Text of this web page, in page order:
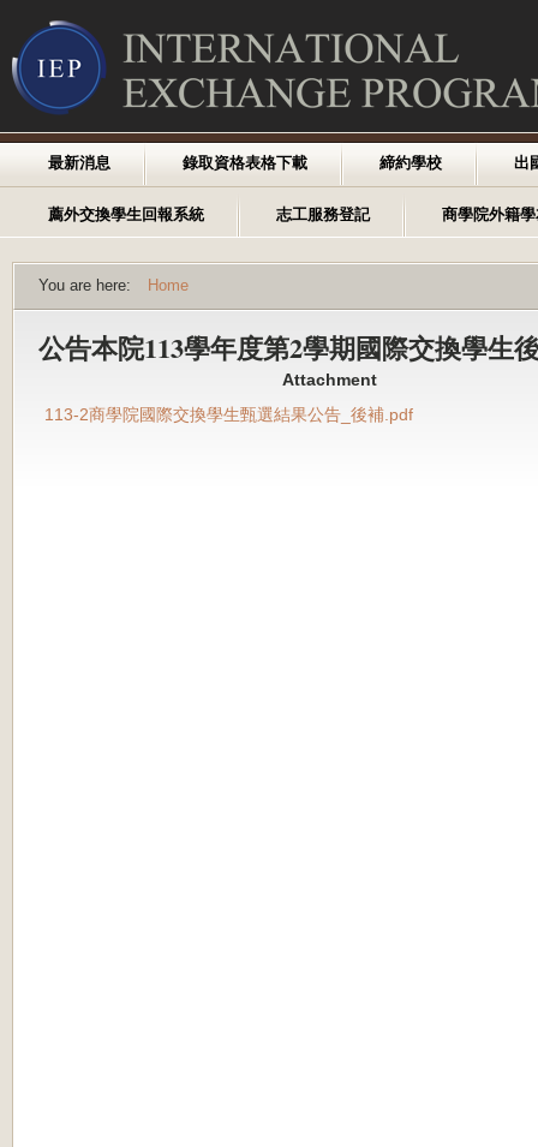
最新消息 錄取資格表格下載 締約學校 出
薦外交換學生回報系統 志工服務登記 商學院外籍
You are here: Home
公告本院113學年度第2學期國際交換學生
Attachment
113-2商學院國際交換學生甄選結果公告_後補.pdf